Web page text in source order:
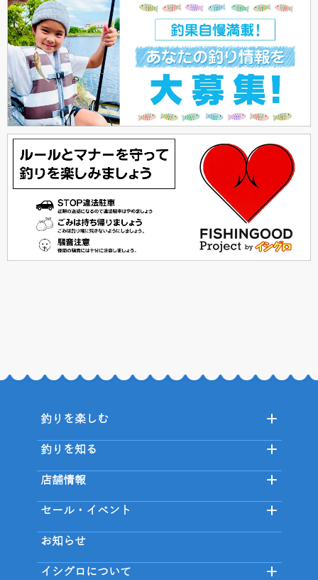
釣りを楽しむ
釣りを知る
店舗情報
セール・イベント
お知らせ
イシグロについて